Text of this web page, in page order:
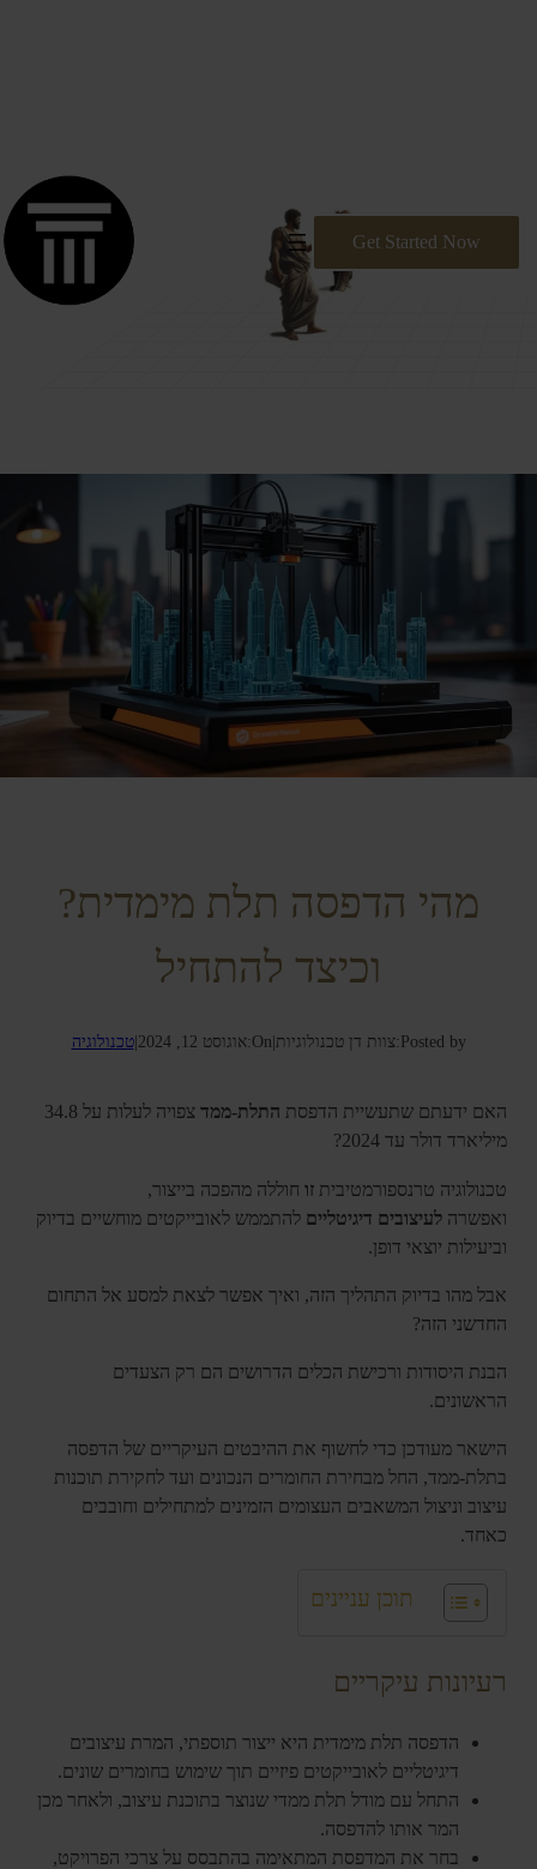
Get Started Now
מהי הדפסה תלת מימדית?
וכיצד להתחיל
Posted by: צוות דן טכנולוגיות On: אוגוסט 12, 2024 |טכנולוגיה
האם ידעתם שתעשיית הדפסת התלת-ממד
צפויה לעלות על 34.8
מיליארד דולר עד 2024?
טכנולוגיה טרנספורמטיבית זו חוללה מהפכה בייצור,
ואפשרהלעיצובים דיגיטליים להתממש לאובייקטים מוחשיים בדיוק
וביעילות יוצאי דופן.
אבל מהו בדיוק התהליך הזה, ואיך אפשר לצאת למסע אל התחום
החדשני הזה?
הבנת היסודות ורכישת הכלים הדרושים הם רק הצעדים
הראשונים.
הישאר מעודכן כדי לחשוף את ההיבטים העיקריים של הדפסה
בתלת-ממד, החל מבחירת החומרים הנכונים ועד לחקירת תוכנות
עיצוב וניצול המשאבים העצומים הזמינים למתחילים וחובבים
כאחד.
תוכן עניינים
רעיונות עיקריים
הדפסה תלת מימדית היא ייצור תוספתי, המרת עיצובים
דיגיטליים לאובייקטים פיזיים תוך שימוש בחומרים שונים.
התחל עם מודל תלת ממדי שנוצר בתוכנת עיצוב, ולאחר מכן
המר אותו להדפסה.
בחר את המדפסת המתאימה בהתבסס על צרכי הפרויקט,